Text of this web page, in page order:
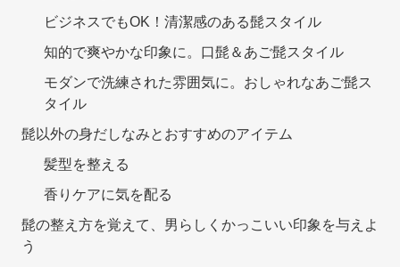
ビジネスでもOK！清潔感のある髭スタイル
知的で爽やかな印象に。口髭＆あご髭スタイル
モダンで洗練された雰囲気に。おしゃれなあご髭ス
タイル
髭以外の身だしなみとおすすめのアイテム
髪型を整える
香りケアに気を配る
髭の整え方を覚えて、男らしくかっこいい印象を与えよ
う